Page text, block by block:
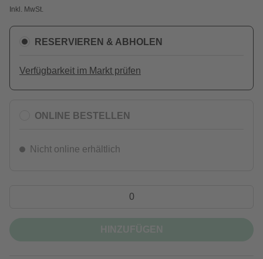
Inkl. MwSt.
RESERVIEREN & ABHOLEN
Verfügbarkeit im Markt prüfen
ONLINE BESTELLEN
Nicht online erhältlich